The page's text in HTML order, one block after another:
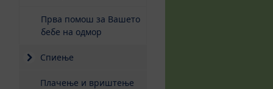
Прва помош за Вашето
бебе на одмор
Спиење
Плачење и вриштење